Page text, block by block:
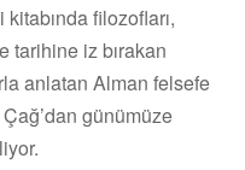
filozofları,
tarihine iz bırakan
anlatan Alman felsefe
günümüze